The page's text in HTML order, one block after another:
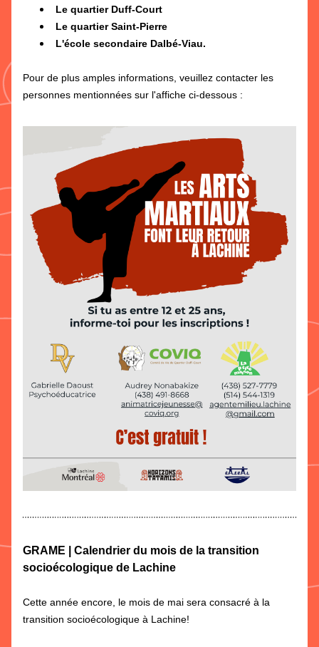
Le quartier Duff-Court
Le quartier Saint-Pierre
L'école secondaire Dalbé-Viau.
Pour de plus amples informations, veuillez contacter les
personnes mentionnées sur l'affiche ci-dessous :
GRAME | Calendrier du mois de la transition
socioécologique de Lachine
Cette année encore, le mois de mai sera consacré à la
transition socioécologique à Lachine!